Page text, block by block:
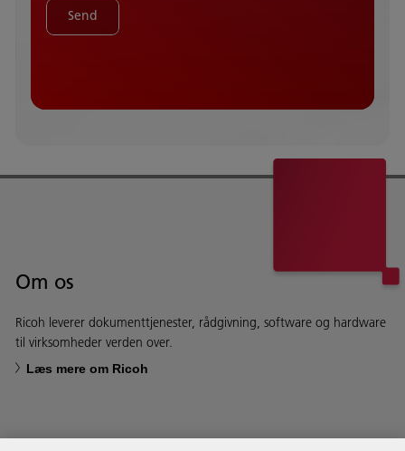
Send
Om os
Ricoh leverer dokumenttjenester, rådgivning, software og hardware
til virksomheder verden over.
Læs mere om Ricoh